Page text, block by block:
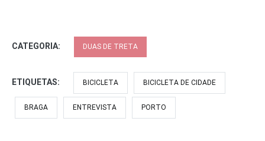
CATEGORIA: DUAS DE TRETA
ETIQUETAS: BICICLETA BICICLETA DE CIDADE
BRAGA ENTREVISTA PORTO